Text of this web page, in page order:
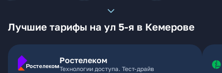
Лучшие тарифы на ул 5-я в Кемерове
Ростелеком
Технологии доступа. Тест-драйв